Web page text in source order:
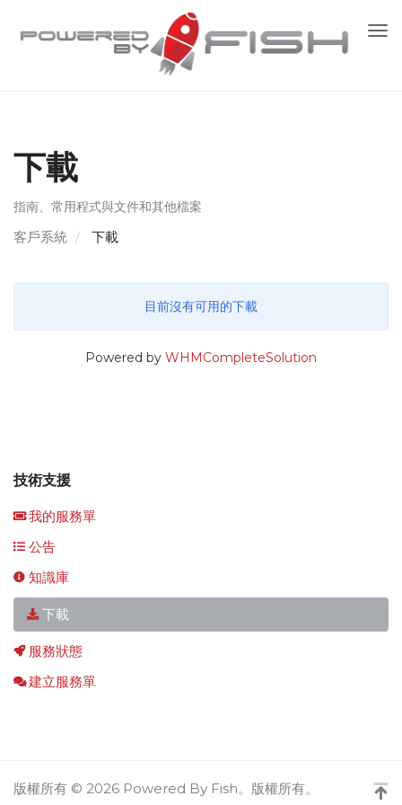
切
技術支援
我的服務單
公告
知識庫
下載
服務狀態
建立服務單
下載
指南、常用程式與文件和其他檔案
客戶系統 下載
目前沒有可用的下載
Powered by WHMCompleteSolution
版權所有 © 2026 Powered By Fish。版權所有。